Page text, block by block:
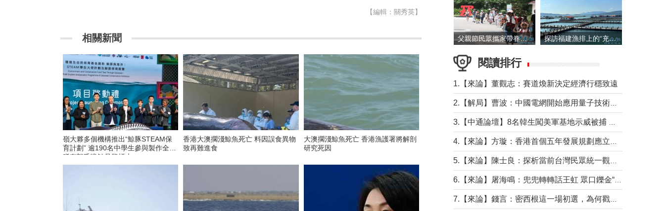
【編輯：關秀英】
相關新聞
嶺大夥多個機構推出“鯨豚STEAM保
育計劃” 逾190名中學生參與製作全球
稀有朗氏喙鯨骨骼標本
香港大澳擱淺鯨魚死亡 料因誤食異物
致再難進食
大澳擱淺鯨魚死亡 香港漁護署將解剖
研究死因
父親節民眾攜家帶眷出遊 探訪福建漁排上的“充電寶”
閱讀排行
1.【來論】董觀志：賽道煥新決定經濟行穩致遠